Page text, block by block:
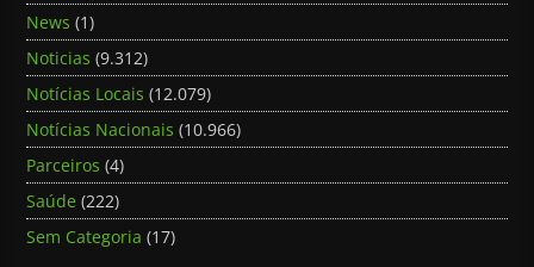
News (1)
Noticias (9.312)
Notícias Locais (12.079)
Notícias Nacionais (10.966)
Parceiros (4)
Saúde (222)
Sem Categoria (17)